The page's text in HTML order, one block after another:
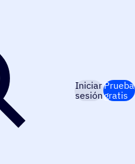
Iniciar
sesión
Prueba
gratis